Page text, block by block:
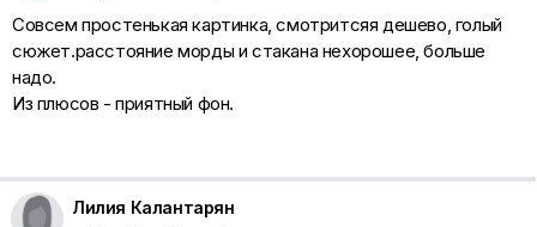
Совсем простенькая картинка, смотритсяя дешево, голый
сюжет.расстояние морды и стакана нехорошее, больше
надо.
Из плюсов - приятный фон.
Лилия Калантарян